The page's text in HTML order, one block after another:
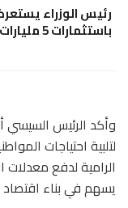
رئيس الوزراء
باستثمارات 5 مليارات دولار
وأكد الرئيس
لتلبية احتياجات
الرامية لدفع
يسهم في بناء